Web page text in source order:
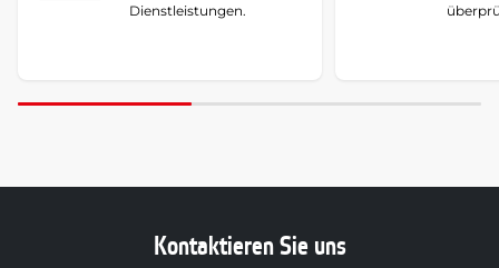
Dienstleistungen.
Kontaktieren Sie uns